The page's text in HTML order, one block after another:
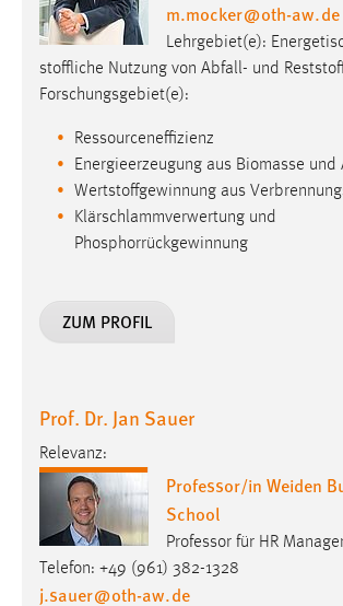
m.mocker@oth-aw.de
Lehrgebiet(e):
stoffliche Nutzung von Abfall- und
Forschungsgebiet(e):
Ressourceneffizienz
Energieerzeugung aus Biomasse und
Wertstoffgewinnung aus
Klärschlammverwertung und
Phosphorrückgewinnung
ZUM PROFIL
Prof. Dr. Jan Sauer
Relevanz:
Professor/in Weiden
School
Professor für HR
Telefon: +49 (961) 382-1328
j.sauer@oth-aw.de